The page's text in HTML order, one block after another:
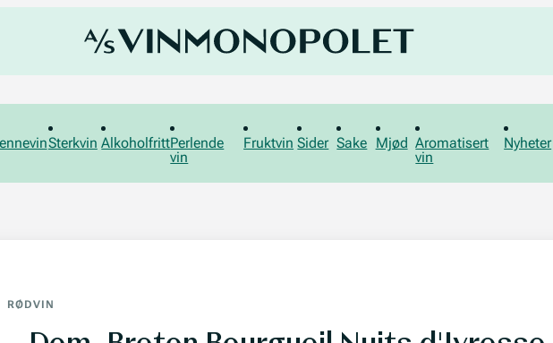
Sterkvin AlkoholfrittPerlende
vin
Fruktvin Sider Sake Mjød Aromatisert
vin
Nyheter
RØDVIN